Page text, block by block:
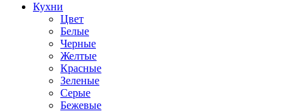
Кухни
Цвет
Белые
Черные
Желтые
Красные
Зеленые
Серые
Бежевые